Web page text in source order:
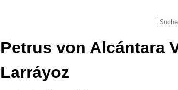
Petrus von Alcántara
Larráyoz